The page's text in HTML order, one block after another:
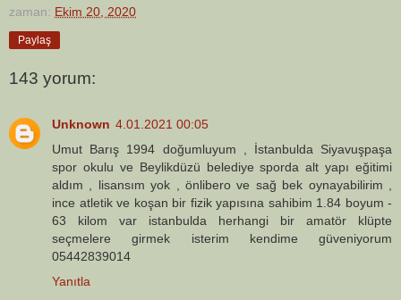
zaman: Ekim 20, 2020
Paylaş
143 yorum:
Unknown 4.01.2021 00:05
Umut Barış 1994 doğumluyum , İstanbulda Siyavuşpaşa
spor okulu ve Beylikdüzü belediye sporda alt yapı eğitimi
aldım , lisansım yok , önlibero ve sağ bek oynayabilirim ,
ince atletik ve koşan bir fizik yapısına sahibim 1.84 boyum -
63 kilom var istanbulda herhangi bir amatör klüpte
seçmelere girmek isterim kendime güveniyorum
05442839014
Yanıtla